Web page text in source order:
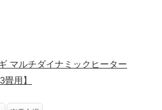
マルチダイナミックヒーター
畳用】